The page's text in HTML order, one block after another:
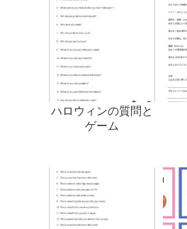
ハロウィンの質問と
ゲーム